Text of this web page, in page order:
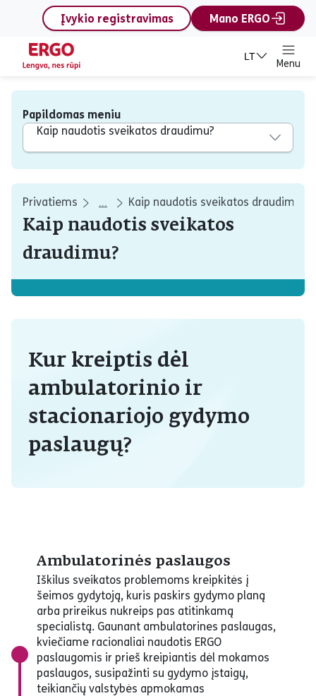
content
Įvykio registravimas
Mano ERGO
LT
Menu
Papildomas meniu
Kaip naudotis sveikatos draudimu?
Privatiems ... Kaip naudotis sveikatos draudimu?
Kaip naudotis sveikatos
draudimu?
Kur kreiptis dėl
ambulatorinio ir
stacionariojo gydymo
paslaugų?
Ambulatorinės paslaugos
Iškilus sveikatos problemoms kreipkitės į
šeimos gydytoją, kuris paskirs gydymo planą
arba prireikus nukreips pas atitinkamą
specialistą. Gaunant ambulatorines paslaugas,
kviečiame racionaliai naudotis ERGO
paslaugomis ir prieš kreipiantis dėl mokamos
paslaugos, susipažinti su gydymo įstaigų,
teikiančių valstybės apmokamas